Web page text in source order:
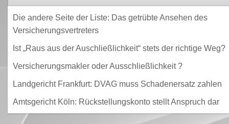
Die andere Seite der Liste: Das getrübte Ansehen des
Versicherungsvertreters
Ist „Raus aus der Auschließlichkeit“ stets der richtige Weg?
Versicherungsmakler oder Ausschließlichkeit ?
Landgericht Frankfurt: DVAG muss Schadenersatz zahlen
Amtsgericht Köln: Rückstellungskonto stellt Anspruch dar